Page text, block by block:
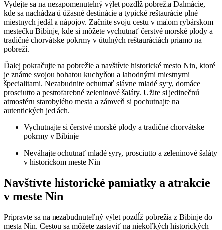
Vydejte sa na nezapomenutelný výlet pozdĺž pobrežia Dalmácie,
kde sa nachádzajú úžasné destinácie a typické reštaurácie plné
miestnych jedál a nápojov. Začnite svoju cestu v malom rybárskom
mestečku Bibinje, kde si môžete vychutnať čerstvé morské plody a
tradičné chorvátske pokrmy v útulných reštauráciách priamo na
pobreží.
Ďalej pokračujte na pobrežie a navštívte historické mesto Nin, ktoré
je známe svojou bohatou kuchyňou a lahodnými miestnymi
špecialitami. Nezabudnite ochutnať slávne mladé syry, domáce
prosciutto a pestrofarebné zeleninové šaláty. Užite si jedinečnú
atmosféru starobylého mesta a zároveň si pochutnajte na
autentických jedlách.
Vychutnajte si čerstvé morské plody a tradičné chorvátske
pokrmy v Bibinje
Neváhajte ochutnať mladé syry, prosciutto a zeleninové šaláty
v historickom meste Nin
Navštívte historické pamiatky a atrakcie
v meste Nin
Pripravte sa na nezabudnuteľný výlet pozdĺž pobrežia z Bibinje do
mesta Nin. Cestou sa môžete zastaviť na niekoľkých historických